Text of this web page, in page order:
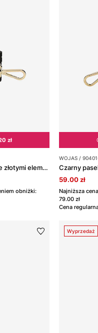
zł
Ciemnobrązowy pasek do torebki ze złotymi elementami
obniżki:
WOJAS /
59.00 zł
Najniższa
79.00 zł
Cena
Wyprzedaż